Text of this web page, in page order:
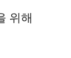
위해